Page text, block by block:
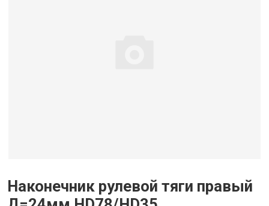
Наконечник рулевой тяги правый